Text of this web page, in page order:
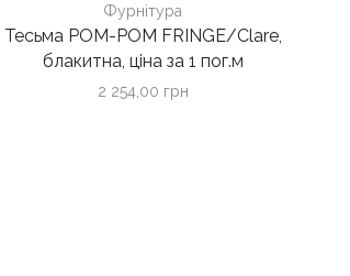
Фурнітура
Тесьма POM-POM FRINGE/Clare,
блакитна, ціна за 1 пог.м
2 254,00 грн